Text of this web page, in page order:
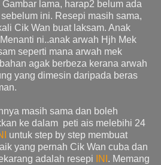
lama, harap2 belum ada
ini. Resepi masih sama,
Cik Wan buat laksam. Anak
ni..anak arwah Hjh Mek
seperti mana arwah mek
agak berbeza kerana arwah
yang dimesin daripada beras
masih sama dan boleh
ke dalam peti ais melebihi 24
untuk step by step membuat
yang pernah Cik Wan cuba dan
adalah resepi
INI . Memang